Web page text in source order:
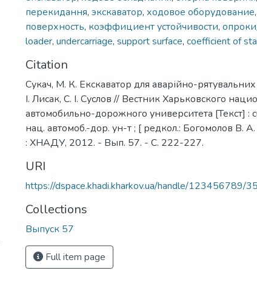
перекидання, экскаватор, ходовое оборудование,
поверхность, коэффициент устойчивости,
loader, undercarriage, support surface, coefficient of
Citation
Сукач, М. К. Екскаватор для аварійно-
І. Лисак, С. І. Суслов // Вестник Харьковского
автомобильно-дорожного университета [Текст] :
нац. автомоб.-дор. ун-т ; [ редкол.: Богомолов В.
: ХНАДУ, 2012. - Вып. 57. - C. 222-227.
URI
https://dspace.khadi.kharkov.ua/handle/123456789/
Collections
Выпуск 57
Full item page